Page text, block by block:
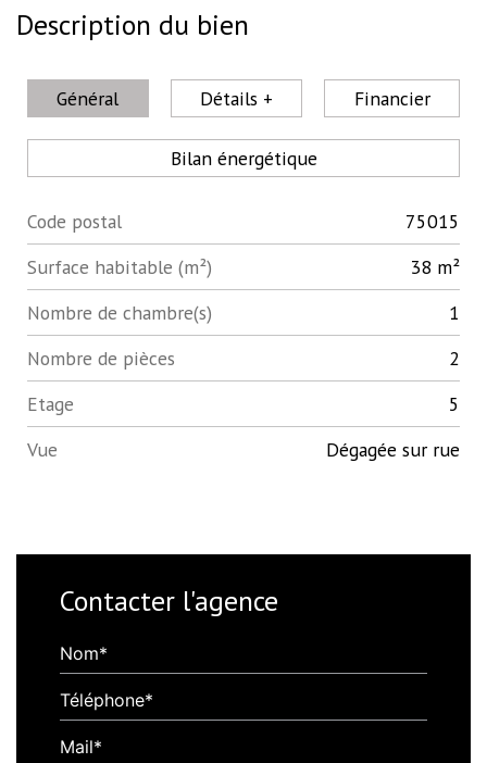
Description du bien
Général Détails + Financier
Bilan énergétique
Label
Code postal
75015
Surface habitable (m²)
38 m²
Nombre de chambre(s)
1
Nombre de pièces
2
Etage
5
Vue
Dégagée sur rue
Contacter l'agence
Nom*
Téléphone*
Mail*